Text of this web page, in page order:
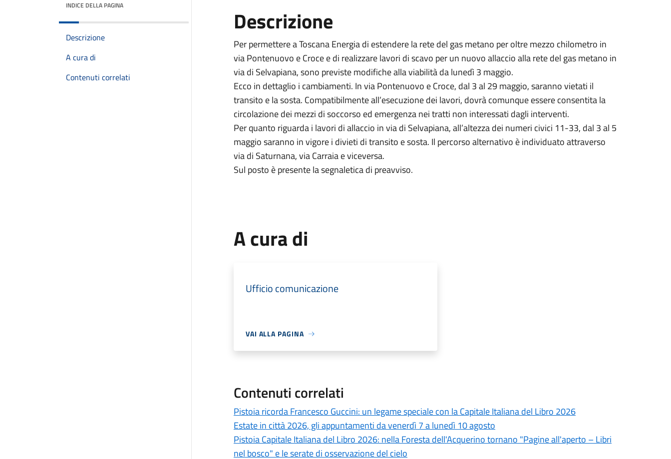
INDICE DELLA PAGINA
Descrizione
A cura di
Contenuti correlati
Descrizione
Per permettere a Toscana Energia di estendere la rete del gas metano per oltre mezzo chilometro in
via Pontenuovo e Croce e di realizzare lavori di scavo per un nuovo allaccio alla rete del gas metano in
via di Selvapiana, sono previste modifiche alla viabilità da lunedì 3 maggio.
Ecco in dettaglio i cambiamenti. In via Pontenuovo e Croce, dal 3 al 29 maggio, saranno vietati il
transito e la sosta. Compatibilmente all’esecuzione dei lavori, dovrà comunque essere consentita la
circolazione dei mezzi di soccorso ed emergenza nei tratti non interessati dagli interventi.
Per quanto riguarda i lavori di allaccio in via di Selvapiana, all’altezza dei numeri civici 11-33, dal 3 al 5
maggio saranno in vigore i divieti di transito e sosta. Il percorso alternativo è individuato attraverso
via di Saturnana, via Carraia e viceversa.
Sul posto è presente la segnaletica di preavviso.
A cura di
Ufficio comunicazione
VAI ALLA PAGINA
Contenuti correlati
Pistoia ricorda Francesco Guccini: un legame speciale con la Capitale Italiana del Libro 2026
Estate in città 2026, gli appuntamenti da venerdì 7 a lunedì 10 agosto
Pistoia Capitale Italiana del Libro 2026: nella Foresta dell'Acquerino tornano "Pagine all'aperto – Libri
nel bosco" e le serate di osservazione del cielo